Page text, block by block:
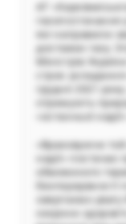
АТ
які направили
доставки газу.
Міністрів
строк
грудня 2021
отримують
«останньої
«Враховуючи
надії»
обмеженого
безперервності
звертаємо
охорони